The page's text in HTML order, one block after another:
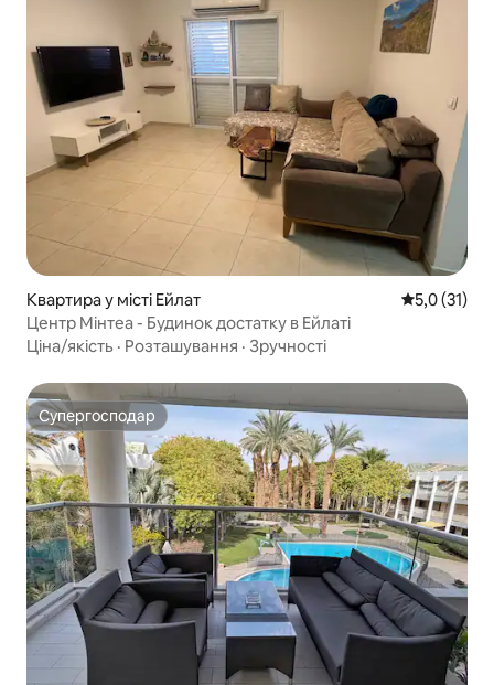
Квартира у місті Ейлат Середня
5,0 (31)
Центр Мінтеа - Будинок достатку в Ейлаті
Ціна/якість · Розташування · Зручності
Супергосподар
Супергосподар